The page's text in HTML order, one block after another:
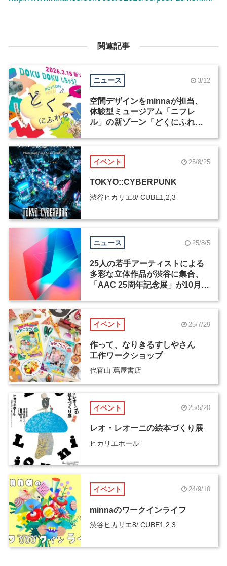
関連記事
ニュース 3/12
空間デザインをminnaが担当、
体験型ミュージアム「ニフレ
ル」の新ゾーン「どくにふれ
イベント 25/8/25
TOKYO::CYBERPUNK
渋谷ヒカリエ8/ CUBE1,2,3
ニュース 25/8/5
25人の若手アーティストによる
多彩な立体作品が渋谷に集合、
「AAC 25周年記念展」が10月
イベント 25/7/29
作って、なりきるすしやさん
工作ワークショップ
代官山 蔦屋書店
イベント 25/5/20
レオ・レオーニの絵本づくり展
ヒカリエホール
イベント 24/9/10
minnaのワークインライフ
渋谷ヒカリエ8/ CUBE1,2,3